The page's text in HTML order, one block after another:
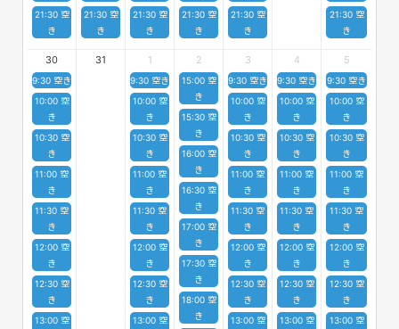
21:30 空
き
21:30 空
き
21:30 空
き
21:30 空
き
21:30 空
き
21:30 空
き
30
9:30 空き
10:00 空
き
10:30 空
き
11:00 空
き
11:30 空
き
12:00 空
き
12:30 空
き
13:00 空
31 1
9:30 空き
10:00 空
き
10:30 空
き
11:00 空
き
11:30 空
き
12:00 空
き
12:30 空
き
13:00 空
2
15:00 空
き
15:30 空
き
16:00 空
き
16:30 空
き
17:00 空
き
17:30 空
き
18:00 空
き
3
9:30 空き
10:00 空
き
10:30 空
き
11:00 空
き
11:30 空
き
12:00 空
き
12:30 空
き
13:00 空
4
9:30 空き
10:00 空
き
10:30 空
き
11:00 空
き
11:30 空
き
12:00 空
き
12:30 空
き
13:00 空
5
9:30 空き
10:00 空
き
10:30 空
き
11:00 空
き
11:30 空
き
12:00 空
き
12:30 空
き
13:00 空